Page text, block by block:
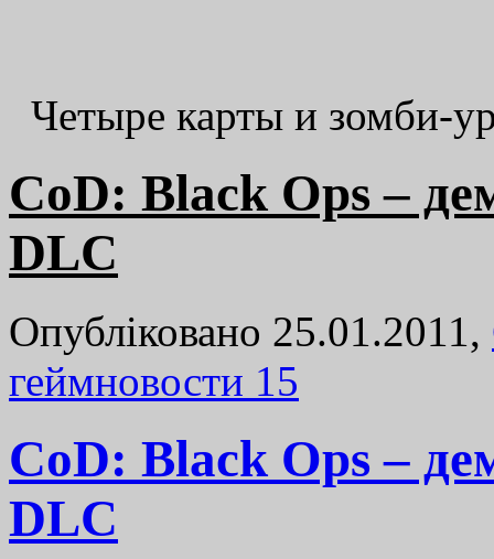
Четыре карты и зомби-
CoD: Black Ops –
DLC
Опубліковано 25.01.2011,
геймновости 15
CoD: Black Ops –
DLC